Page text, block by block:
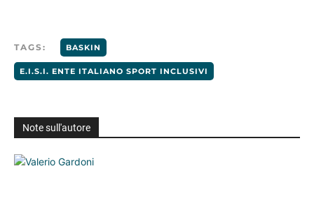
TAGS: BASKIN
E.I.S.I. ENTE ITALIANO SPORT INCLUSIVI
Note sull'autore